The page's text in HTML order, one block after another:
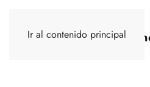
Ir al contenido principal